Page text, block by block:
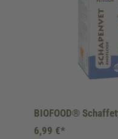
BIOFOOD®
6,99 €*